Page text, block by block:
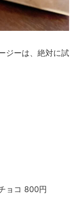
ジーは、絶対に試
ョコ 800円